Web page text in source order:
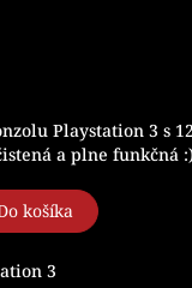
Playstation 3 s
a plne funkčná
košíka
3